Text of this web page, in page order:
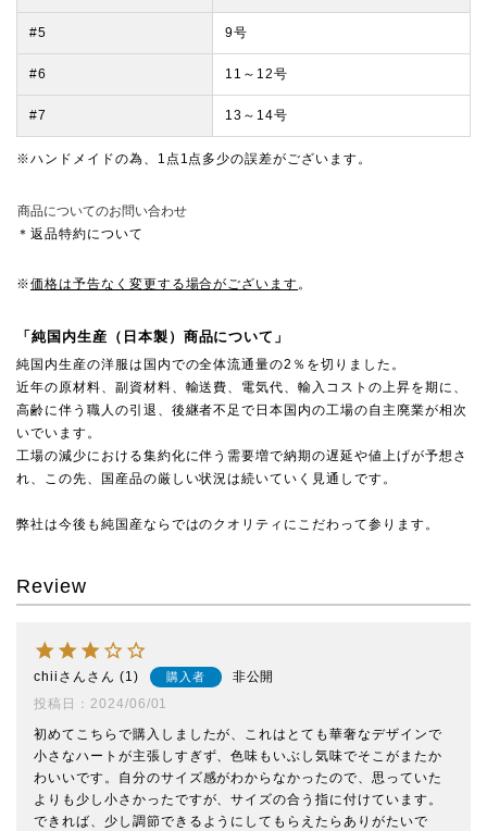
#5 9号
#6 11～12号
#7 13～14号
※ハンドメイドの為、1点1点多少の誤差がございます。
商品についてのお問い合わせ
＊返品特約について
※価格は予告なく変更する場合がございます。
「純国内生産（日本製）商品について」
純国内生産の洋服は国内での全体流通量の2％を切りました。
近年の原材料、副資材料、輸送費、電気代、輸入コストの上昇を期に、
高齢に伴う職人の引退、後継者不足で日本国内の工場の自主廃業が相次
いでいます。
工場の減少における集約化に伴う需要増で納期の遅延や値上げが予想さ
れ、この先、国産品の厳しい状況は続いていく見通しです。
弊社は今後も純国産ならではのクオリティにこだわって参ります。
Review
chiiさん 1 購入者
非公開
投稿日
2024/06/01
初めてこちらで購入しましたが、これはとても華奢なデザインで
小さなハートが主張しすぎず、色味もいぶし気味でそこがまたか
わいいです。自分のサイズ感がわからなかったので、思っていた
よりも少し小さかったですが、サイズの合う指に付けています。
できれば、少し調節できるようにしてもらえたらありがたいで